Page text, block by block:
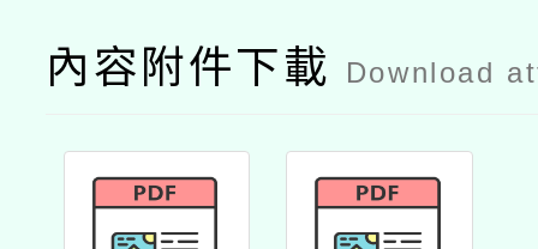
內容附件下載 Download